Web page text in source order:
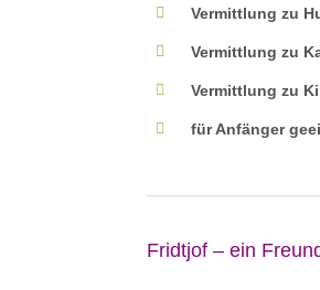
Vermittlung zu
Vermittlung zu
Vermittlung zu
für Anfänger
Fridtjof– ein